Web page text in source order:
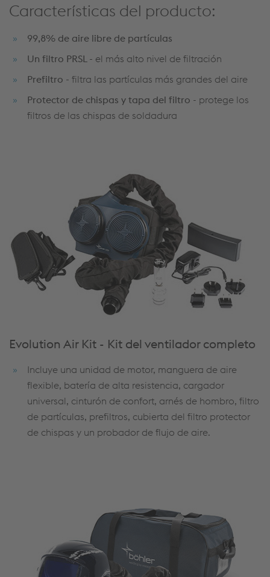
Características del producto:
99,8% de aire libre de partículas
Un filtro PRSL - el más alto nivel de filtración
Prefiltro - filtra las partículas más grandes del aire
Protector de chispas y tapa del filtro - protege los
filtros de las chispas de soldadura
Evolution Air Kit - Kit del ventilador completo
Incluye una unidad de motor, manguera de aire
flexible, batería de alta resistencia, cargador
universal, cinturón de confort, arnés de hombro, filtro
de partículas, prefiltros, cubierta del filtro protector
de chispas y un probador de flujo de aire.